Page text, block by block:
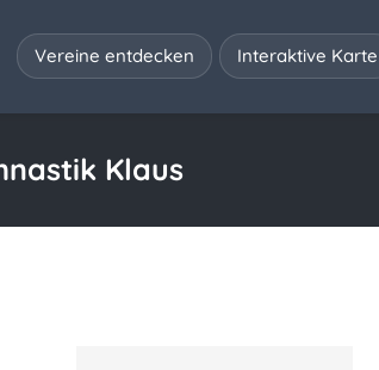
Vereine entdecken Interaktive Karte
Klaus